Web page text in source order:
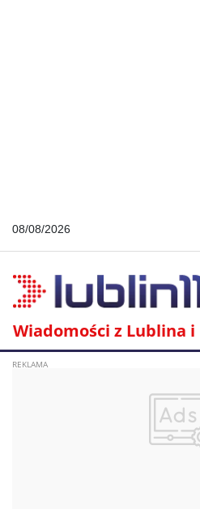
08/08/2026
Wiadomości z Lublina